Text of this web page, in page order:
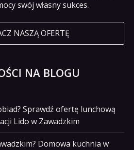
swój własny sukces.
NASZĄ OFERTĘ
NA BLOGU
Sprawdź ofertę lunchową
Lido w Zawadzkim
Domowa kuchnia w